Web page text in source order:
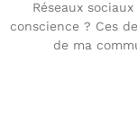
Réseaux
conscience ? Ces
de ma